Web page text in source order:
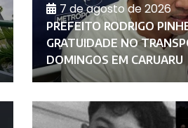
7 de agosto de 2026
PREFEITO RODRIGO
GRATUIDADE NO
DOMINGOS EM CARUARU